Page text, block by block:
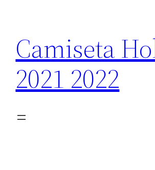
contenido
Camiseta
2021 2022